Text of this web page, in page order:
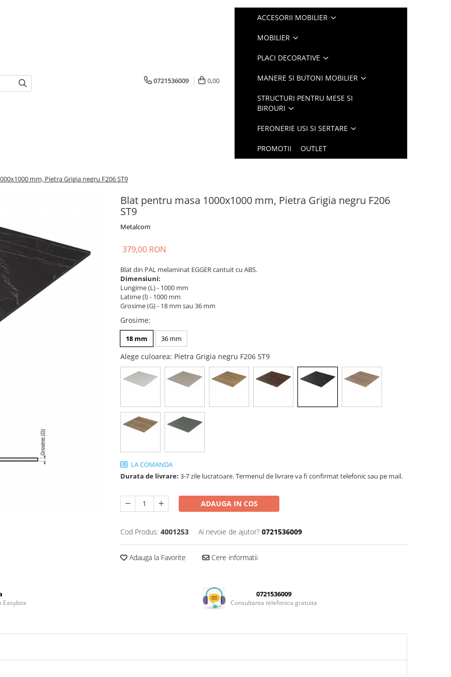
0721536009 0,00
ACCESORII MOBILIER
MOBILIER
PLACI DECORATIVE
MANERE SI BUTONI MOBILIER
STRUCTURI PENTRU MESE SI
BIROURI
FERONERIE USI SI SERTARE
PROMOTII OUTLET
mm, Pietra Grigia negru F206 ST9
Blat pentru masa 1000x1000 mm, Pietra Grigia negru F206
ST9
Metalcom
379,00 RON
Blat din PAL melaminat EGGER cantuit cu ABS.
Dimensiuni:
Lungime (L) - 1000 mm
Latime (l) - 1000 mm
Grosime (G) - 18 mm sau 36 mm
Grosime:
18 mm 36 mm
Alege culoarea: Pietra Grigia negru F206 ST9
LA COMANDA
Durata de livrare: 3-7 zile lucratoare. Termenul de livrare va fi confirmat telefonic sau pe mail.
ADAUGA IN COS
Cod Produs: 4001253 Ai nevoie de ajutor? 0721536009
Adauga la Favorite Cere informatii
Easybox
0721536009
Consultanta telefonica gratuita